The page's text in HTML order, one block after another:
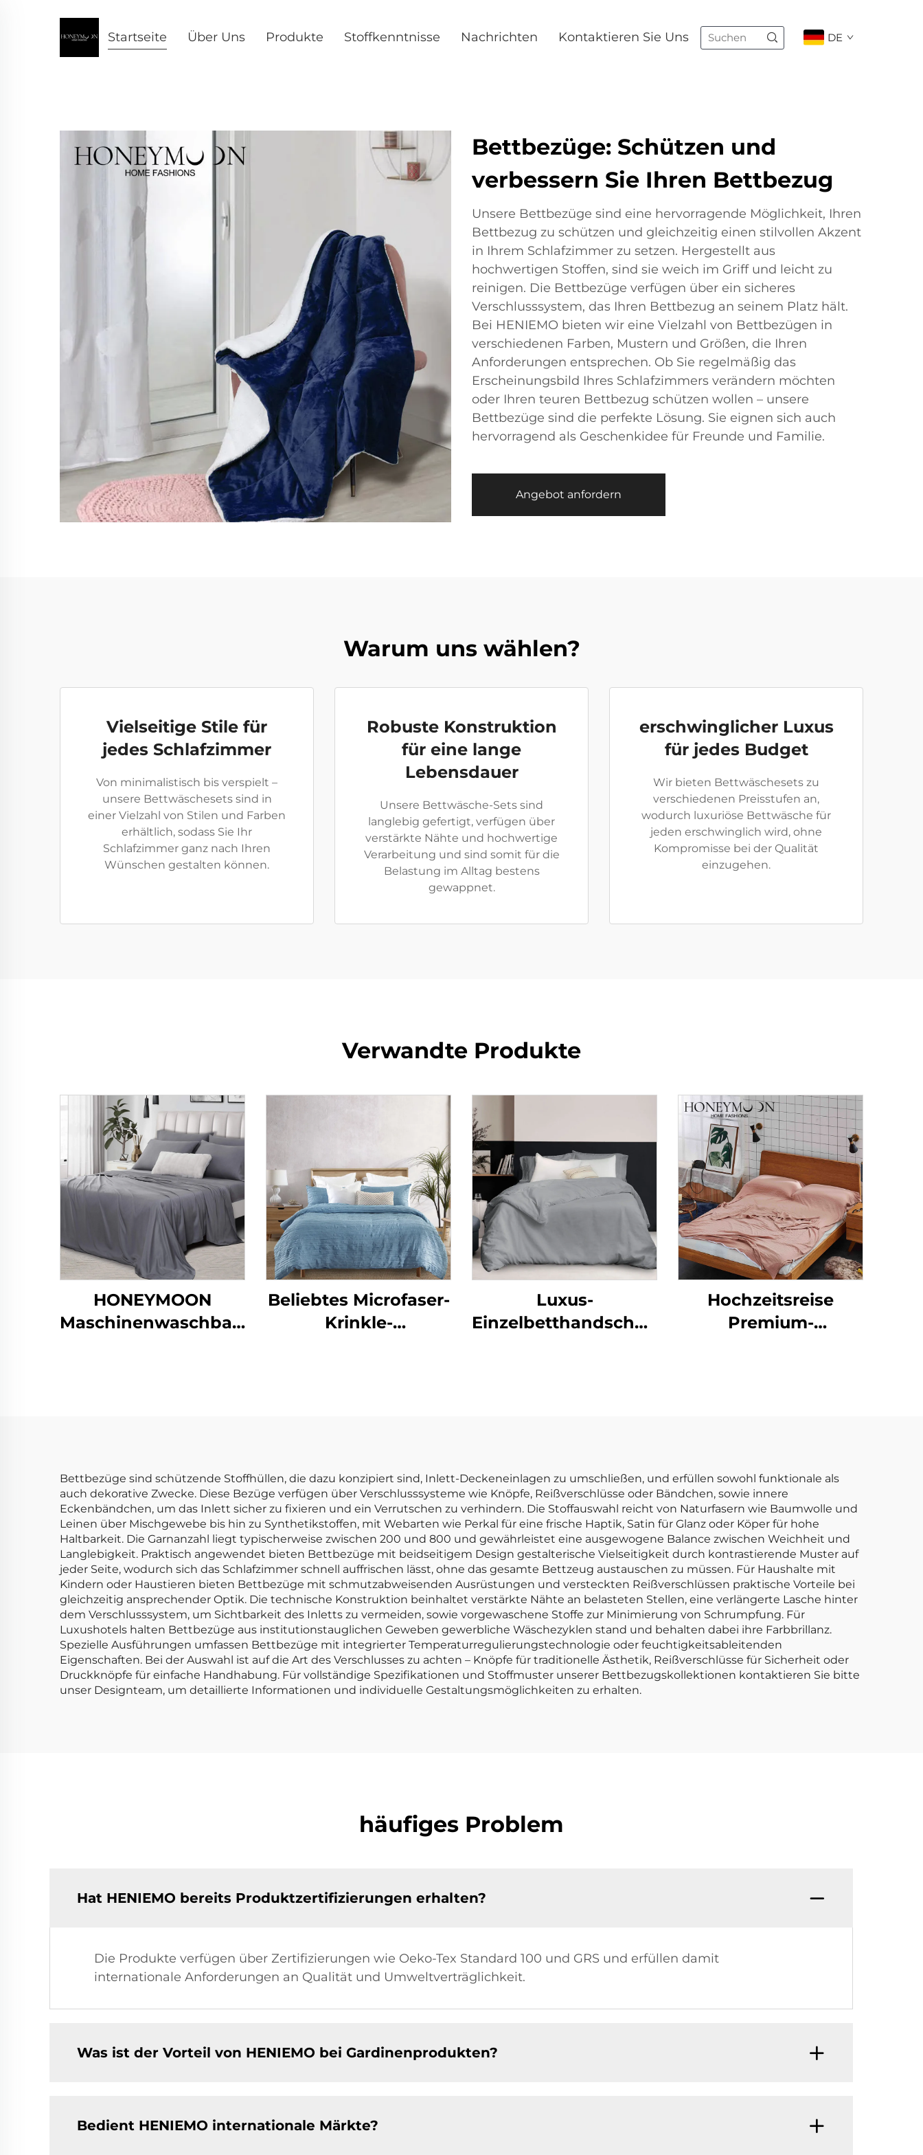
Startseite Über Uns Produkte Stoffkenntnisse Nachrichten Kontaktieren Sie Uns DE
Bettbezüge: Schützen und
verbessern Sie Ihren Bettbezug
Unsere Bettbezüge sind eine hervorragende Möglichkeit, Ihren
Bettbezug zu schützen und gleichzeitig einen stilvollen Akzent
in Ihrem Schlafzimmer zu setzen. Hergestellt aus
hochwertigen Stoffen, sind sie weich im Griff und leicht zu
reinigen. Die Bettbezüge verfügen über ein sicheres
Verschlusssystem, das Ihren Bettbezug an seinem Platz hält.
Bei HENIEMO bieten wir eine Vielzahl von Bettbezügen in
verschiedenen Farben, Mustern und Größen, die Ihren
Anforderungen entsprechen. Ob Sie regelmäßig das
Erscheinungsbild Ihres Schlafzimmers verändern möchten
oder Ihren teuren Bettbezug schützen wollen – unsere
Bettbezüge sind die perfekte Lösung. Sie eignen sich auch
hervorragend als Geschenkidee für Freunde und Familie.
Angebot anfordern
Warum uns wählen?
Vielseitige Stile für
jedes Schlafzimmer
Von minimalistisch bis verspielt –
unsere Bettwäschesets sind in
einer Vielzahl von Stilen und Farben
erhältlich, sodass Sie Ihr
Schlafzimmer ganz nach Ihren
Wünschen gestalten können.
Robuste Konstruktion
für eine lange
Lebensdauer
Unsere Bettwäsche-Sets sind
langlebig gefertigt, verfügen über
verstärkte Nähte und hochwertige
Verarbeitung und sind somit für die
Belastung im Alltag bestens
gewappnet.
erschwinglicher Luxus
für jedes Budget
Wir bieten Bettwäschesets zu
verschiedenen Preisstufen an,
wodurch luxuriöse Bettwäsche für
jeden erschwinglich wird, ohne
Kompromisse bei der Qualität
einzugehen.
Verwandte Produkte
HONEYMOON
Maschinenwaschbares
Beliebtes Microfaser-
Krinkle-
Luxus-
Einzelbetthandschuhe
Set
Hochzeitsreise
Premium-
Bettbezüge sind schützende Stoffhüllen, die dazu konzipiert sind, Inlett-Deckeneinlagen zu umschließen, und erfüllen sowohl funktionale als
auch dekorative Zwecke. Diese Bezüge verfügen über Verschlusssysteme wie Knöpfe, Reißverschlüsse oder Bändchen, sowie innere
Eckenbändchen, um das Inlett sicher zu fixieren und ein Verrutschen zu verhindern. Die Stoffauswahl reicht von Naturfasern wie Baumwolle und
Leinen über Mischgewebe bis hin zu Synthetikstoffen, mit Webarten wie Perkal für eine frische Haptik, Satin für Glanz oder Köper für hohe
Haltbarkeit. Die Garnanzahl liegt typischerweise zwischen 200 und 800 und gewährleistet eine ausgewogene Balance zwischen Weichheit und
Langlebigkeit. Praktisch angewendet bieten Bettbezüge mit beidseitigem Design gestalterische Vielseitigkeit durch kontrastierende Muster auf
jeder Seite, wodurch sich das Schlafzimmer schnell auffrischen lässt, ohne das gesamte Bettzeug austauschen zu müssen. Für Haushalte mit
Kindern oder Haustieren bieten Bettbezüge mit schmutzabweisenden Ausrüstungen und versteckten Reißverschlüssen praktische Vorteile bei
gleichzeitig ansprechender Optik. Die technische Konstruktion beinhaltet verstärkte Nähte an belasteten Stellen, eine verlängerte Lasche hinter
dem Verschlusssystem, um Sichtbarkeit des Inletts zu vermeiden, sowie vorgewaschene Stoffe zur Minimierung von Schrumpfung. Für
Luxushotels halten Bettbezüge aus institutionstauglichen Geweben gewerbliche Wäschezyklen stand und behalten dabei ihre Farbbrillanz.
Spezielle Ausführungen umfassen Bettbezüge mit integrierter Temperaturregulierungstechnologie oder feuchtigkeitsableitenden
Eigenschaften. Bei der Auswahl ist auf die Art des Verschlusses zu achten – Knöpfe für traditionelle Ästhetik, Reißverschlüsse für Sicherheit oder
Druckknöpfe für einfache Handhabung. Für vollständige Spezifikationen und Stoffmuster unserer Bettbezugskollektionen kontaktieren Sie bitte
unser Designteam, um detaillierte Informationen und individuelle Gestaltungsmöglichkeiten zu erhalten.
häufiges Problem
Hat HENIEMO bereits Produktzertifizierungen erhalten?
Die Produkte verfügen über Zertifizierungen wie Oeko-Tex Standard 100 und GRS und erfüllen damit
internationale Anforderungen an Qualität und Umweltverträglichkeit.
Was ist der Vorteil von HENIEMO bei Gardinenprodukten?
Bedient HENIEMO internationale Märkte?